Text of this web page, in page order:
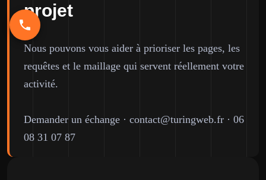
projet
Nous pouvons vous aider à prioriser les pages, les
requêtes et le maillage qui servent réellement votre
activité.
Demander un échange · contact@turingweb.fr · 06
08 31 07 87